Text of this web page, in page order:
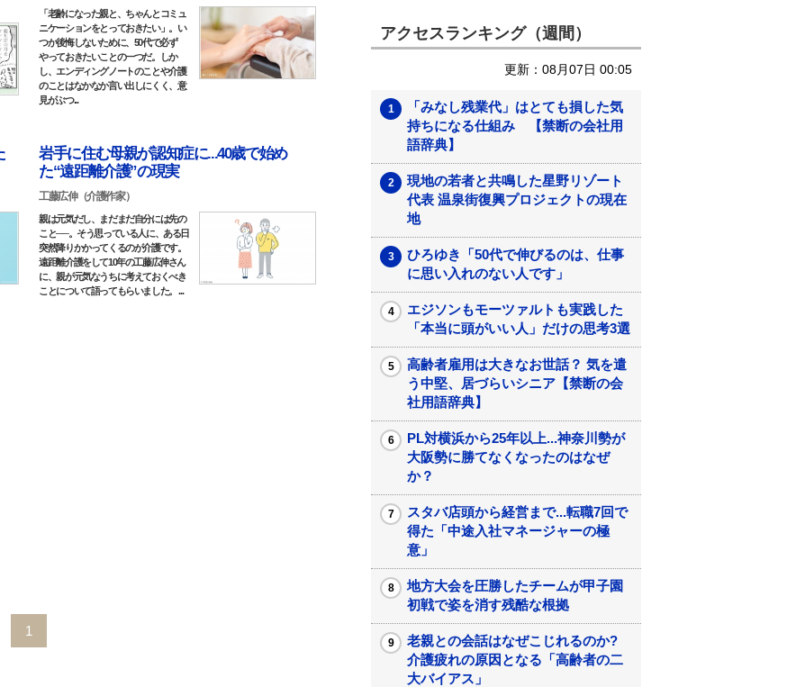
「老齢になった親と、ちゃんとコミュ
ニケーションをとっておきたい」。い
つか後悔しないために、50代で必ず
やっておきたいことの一つだ。しか
し、エンディングノートのことや介護
のことはなかなか言い出しにくく、意
見がぶつ...
岩手に住む母親が認知症に...40歳で始め
た“遠距離介護”の現実
工藤広伸（介護作家）
親は元気だし、まだまだ自分には先の
こと──。そう思っている人に、ある日
突然降りかかってくるのが介護です。
遠距離介護をして10年の工藤広伸さん
に、親が元気なうちに考えておくべき
ことについて語ってもらいました。 ...
1
アクセスランキング（週間）
更新：08月07日 00:05
「みなし残業代」はとても損した気
持ちになる仕組み 【禁断の会社用
語辞典】
現地の若者と共鳴した星野リゾート
代表 温泉街復興プロジェクトの現在
地
ひろゆき「50代で伸びるのは、仕事
に思い入れのない人です」
エジソンもモーツァルトも実践した
「本当に頭がいい人」だけの思考3選
高齢者雇用は大きなお世話？ 気を遣
う中堅、居づらいシニア【禁断の会
社用語辞典】
PL対横浜から25年以上...神奈川勢が
大阪勢に勝てなくなったのはなぜ
か？
スタバ店頭から経営まで...転職7回で
得た「中途入社マネージャーの極
意」
地方大会を圧勝したチームが甲子園
初戦で姿を消す残酷な根拠
老親との会話はなぜこじれるのか?
介護疲れの原因となる「高齢者の二
大バイアス」